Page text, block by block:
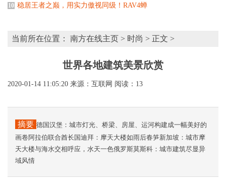
10 稳居王者之巅，用实力傲视同级！RAV4蝉
当前所在位置： 南方在线主页 > 时尚 > 正文 >
世界各地建筑美景欣赏
2020-01-14 11:05:20 来源：互联网 阅读：13
摘要 德国汉堡：城市灯光、桥梁、房屋、运河构建成一幅美好的
画卷阿拉伯联合酋长国迪拜：摩天大楼如雨后春笋新加坡：城市摩
天大楼与海水交相呼应，水天一色俄罗斯莫斯科：城市建筑尽显异
域风情